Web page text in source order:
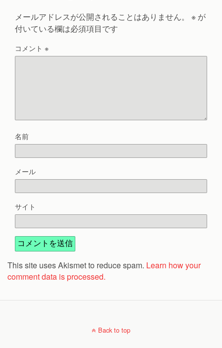
メールアドレスが公開されることはありません。 ※ が
付いている欄は必須項目です
コメント ※
名前
メール
サイト
This site uses Akismet to reduce spam. Learn how your
comment data is processed.
Back to top